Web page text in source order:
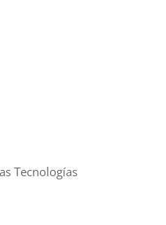
Tecnologías